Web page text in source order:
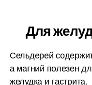
Для
Сельдерей
а магний полезен
желудка и гастрита.